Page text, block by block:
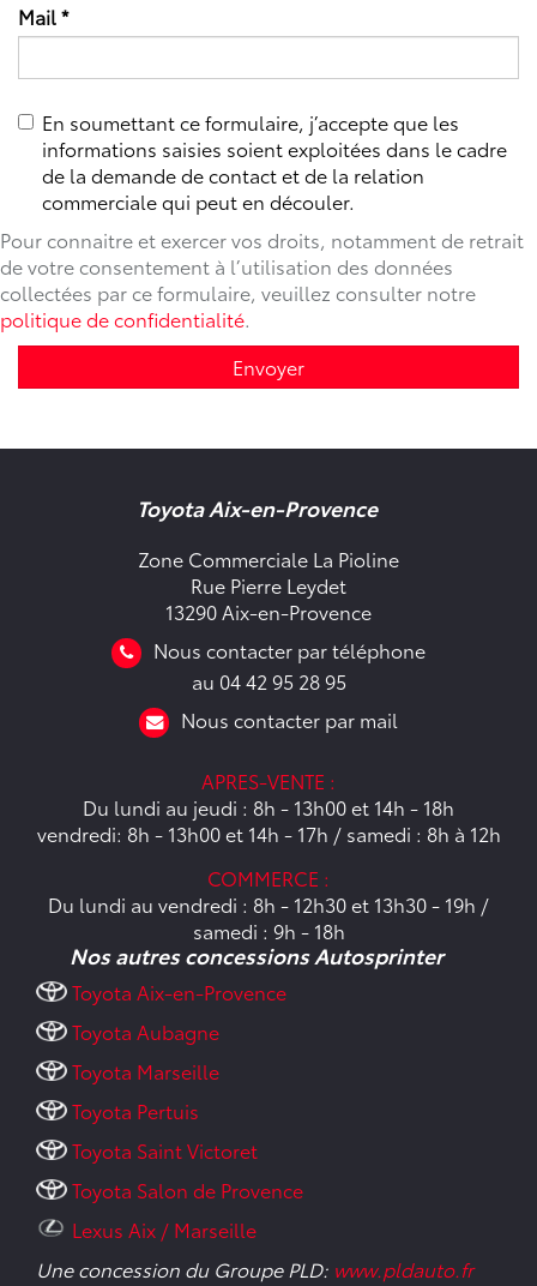
Mail*
En soumettant ce formulaire, j’accepte que les
informations saisies soient exploitées dans le cadre
de la demande de contact et de la relation
commerciale qui peut en découler.
Pour connaitre et exercer vos droits, notamment de retrait
de votre consentement à l’utilisation des données
collectées par ce formulaire, veuillez consulter notre
politique de confidentialité.
Envoyer
Toyota Aix-en-Provence
Zone Commerciale La Pioline
Rue Pierre Leydet
13290 Aix-en-Provence
Nous contacter par téléphone
au 04 42 95 28 95
Nous contacter par mail
APRES-VENTE :
Du lundi au jeudi : 8h - 13h00 et 14h - 18h
vendredi: 8h - 13h00 et 14h - 17h / samedi : 8h à 12h
COMMERCE :
Du lundi au vendredi : 8h - 12h30 et 13h30 - 19h /
samedi : 9h - 18h
Nos autres concessions Autosprinter
Toyota Aix-en-Provence
Toyota Aubagne
Toyota Marseille
Toyota Pertuis
Toyota Saint Victoret
Toyota Salon de Provence
Lexus Aix / Marseille
Une concession du Groupe PLD: www.pldauto.fr